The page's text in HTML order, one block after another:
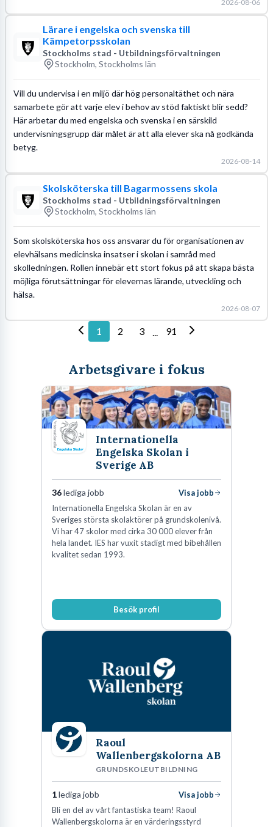
2026-08-06
Lärare i engelska och svenska till
Kämpetorpsskolan
Stockholms stad - Utbildningsförvaltningen
Stockholm, Stockholms län
Vill du undervisa i en miljö där hög personaltäthet och nära
samarbete gör att varje elev i behov av stöd faktiskt blir sedd?
Här arbetar du med engelska och svenska i en särskild
undervisningsgrupp där målet är att alla elever ska nå godkända
betyg.
2026-08-14
Skolsköterska till Bagarmossens skola
Stockholms stad - Utbildningsförvaltningen
Stockholm, Stockholms län
Som skolsköterska hos oss ansvarar du för organisationen av
elevhälsans medicinska insatser i skolan i samråd med
skolledningen. Rollen innebär ett stort fokus på att skapa bästa
möjliga förutsättningar för elevernas lärande, utveckling och
hälsa.
2026-08-07
1 2 3 ... 91
Arbetsgivare i fokus
Internationella
Engelska Skolan i
Sverige AB
36lediga jobb
Visa jobb
Internationella Engelska Skolan är en av
Sveriges största skolaktörer på grundskolenivå.
Vi har 47 skolor med cirka 30 000 elever från
hela landet. IES har vuxit stadigt med bibehållen
kvalitet sedan 1993.
Besök profil
Raoul
Wallenbergskolorna AB
GRUNDSKOLEUTBILDNING
1lediga jobb
Visa jobb
Bli en del av vårt fantastiska team! Raoul
Wallenbergskolorna är en värderingsstyrd